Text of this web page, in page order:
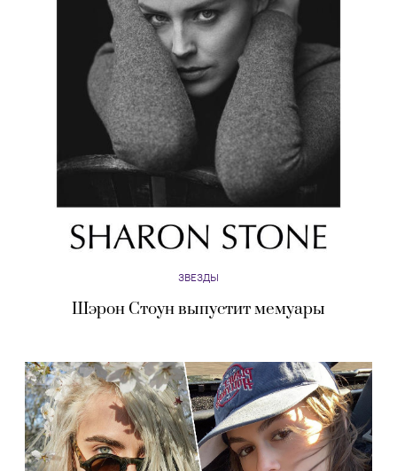
ЗВЕЗДЫ
Шэрон Стоун выпустит мемуары